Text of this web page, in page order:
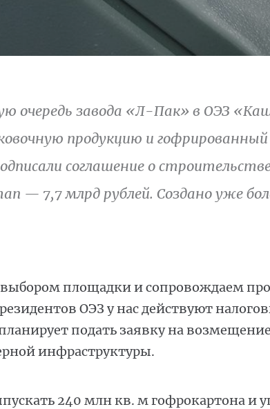
очередь завода «Л-Пак» в ОЭЗ
продукцию и
соглашение о
— 7,7 млрд рублей. Создано уже
площадки и сопровождаем
ОЭЗ у нас действуют
подать заявку на
инфраструктуры.
240 млн кв. м гофрокартона и